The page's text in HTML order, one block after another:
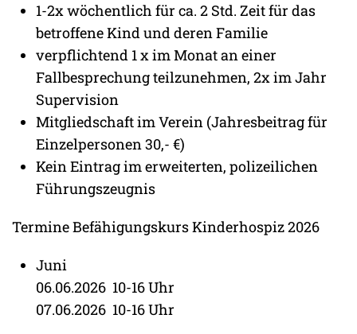
1-2x wöchentlich für ca. 2 Std. Zeit für das
betroffene Kind und deren Familie
verpflichtend 1 x im Monat an einer
Fallbesprechung teilzunehmen, 2x im Jahr
Supervision
Mitgliedschaft im Verein (Jahresbeitrag für
Einzelpersonen 30,- €)
Kein Eintrag im erweiterten, polizeilichen
Führungszeugnis
Termine Befähigungskurs Kinderhospiz 2026
Juni
06.06.2026 10-16 Uhr
07.06.2026 10-16 Uhr